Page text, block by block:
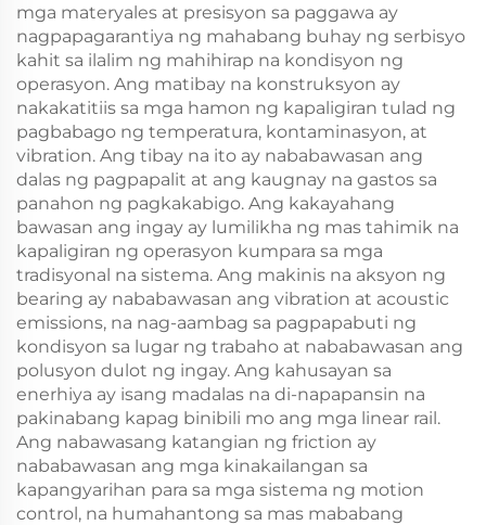
mga materyales at presisyon sa paggawa ay
nagpapagarantiya ng mahabang buhay ng serbisyo
kahit sa ilalim ng mahihirap na kondisyon ng
operasyon. Ang matibay na konstruksyon ay
nakakatitiis sa mga hamon ng kapaligiran tulad ng
pagbabago ng temperatura, kontaminasyon, at
vibration. Ang tibay na ito ay nababawasan ang
dalas ng pagpapalit at ang kaugnay na gastos sa
panahon ng pagkakabigo. Ang kakayahang
bawasan ang ingay ay lumilikha ng mas tahimik na
kapaligiran ng operasyon kumpara sa mga
tradisyonal na sistema. Ang makinis na aksyon ng
bearing ay nababawasan ang vibration at acoustic
emissions, na nag-aambag sa pagpapabuti ng
kondisyon sa lugar ng trabaho at nababawasan ang
polusyon dulot ng ingay. Ang kahusayan sa
enerhiya ay isang madalas na di-napapansin na
pakinabang kapag binibili mo ang mga linear rail.
Ang nabawasang katangian ng friction ay
nababawasan ang mga kinakailangan sa
kapangyarihan para sa mga sistema ng motion
control, na humahantong sa mas mababang